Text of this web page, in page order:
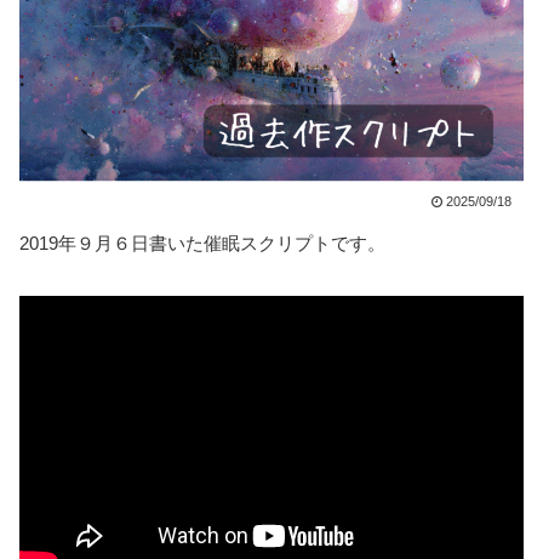
2025/09/18
2019年９月６日書いた催眠スクリプトです。